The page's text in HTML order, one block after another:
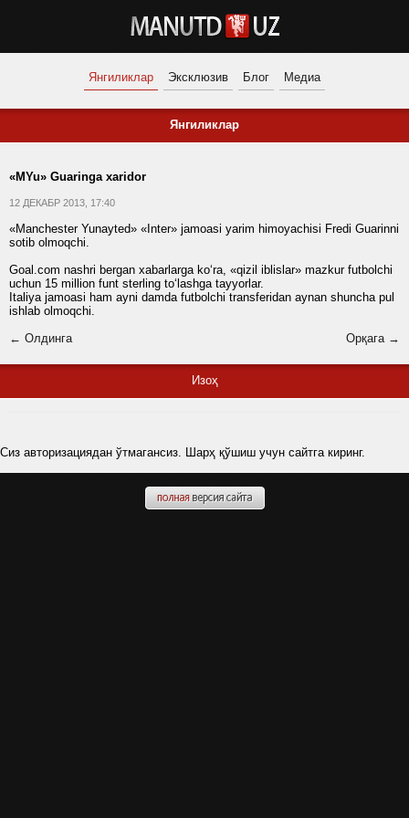
Янгиликлар Эксклюзив Блог Медиа
Янгиликлар
«MYu» Guaringa xaridor
12 ДЕКАБР 2013, 17:40
«Manchester Yunayted» «Inter» jamoasi yarim himoyachisi Fredi Guarinni
sotib olmoqchi.
Goal.com nashri bergan xabarlarga ko‘ra, «qizil iblislar» mazkur futbolchi
uchun 15 million funt sterling to‘lashga tayyorlar.
Italiya jamoasi ham ayni damda futbolchi transferidan aynan shuncha pul
ishlab olmoqchi.
← Олдинга
Орқага →
Изоҳ
Сиз авторизациядан ўтмагансиз. Шарҳ қўшиш учун сайтга киринг.